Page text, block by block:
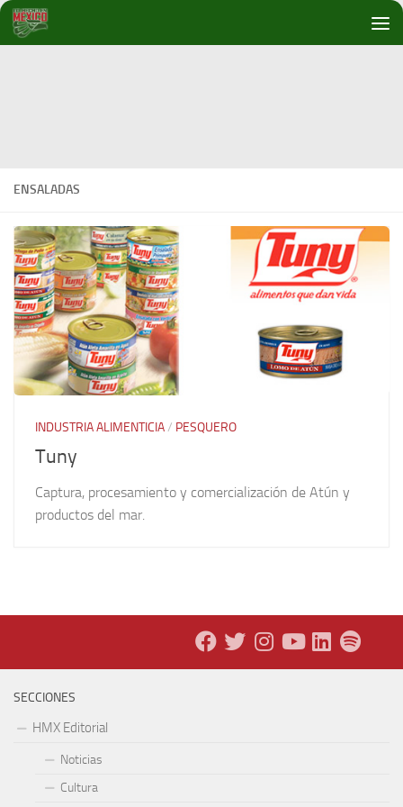
Debajo del contenido
ENSALADAS
INDUSTRIA ALIMENTICIA/ PESQUERO
Tuny
Captura, procesamiento y comercialización de Atún y
productos del mar.
SECCIONES
HMX Editorial
Noticias
Cultura